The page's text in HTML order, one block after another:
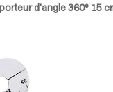
d'angle 360° 15